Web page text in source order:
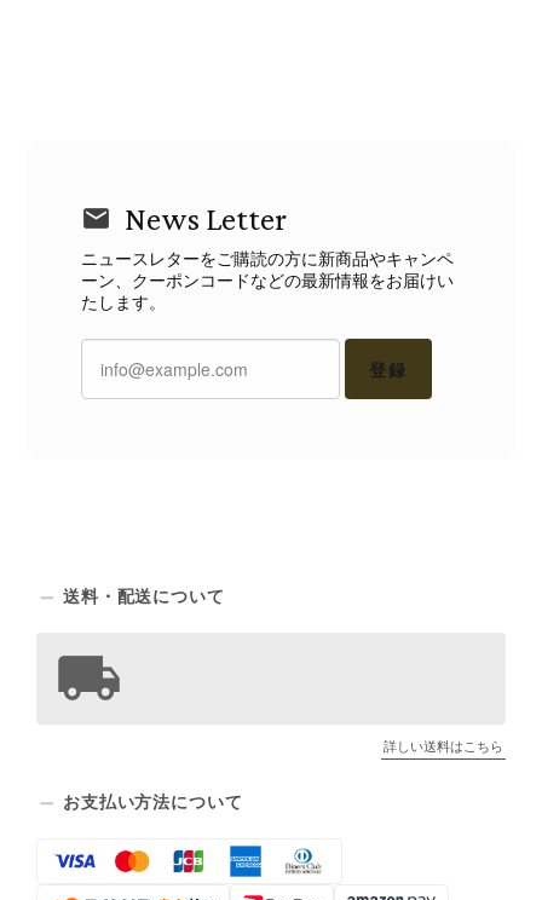
News Letter
ニュースレターをご購読の方に新商品やキャンペ
ーン、クーポンコードなどの最新情報をお届けい
たします。
登録
送料・配送について
詳しい送料はこちら
お支払い方法について